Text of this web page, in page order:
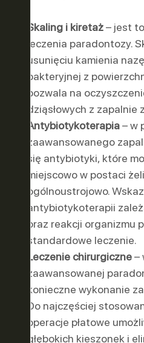
Skaling i kiretaż– jest
leczenia paradontozy.
usunięciu kamienia
bakteryjnej z
pozwala na
dziąsłowych z
Antybiotykoterapia– w
zaawansowanego
się antybiotyki, które
miejscowo w postaci
ogólnoustrojowo.
antybiotykoterapii
oraz reakcji organizmu
standardowe leczenie.
Leczenie chirurgiczne–
zaawansowanej
konieczne wykonanie
Do najczęściej
operacje płatowe
głębokich kieszonek i